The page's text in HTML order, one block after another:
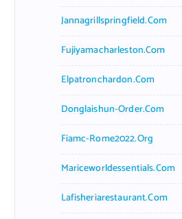
Jannagrillspringfield.com
Fujiyamacharleston.com
Elpatronchardon.com
Donglaishun-Order.com
Fiamc-Rome2022.org
Mariceworldessentials.com
Lafisheriarestaurant.com